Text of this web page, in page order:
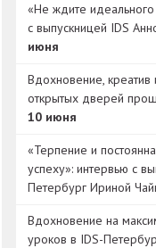
«Не ждите
с выпускницей IDS
июня
Вдохновение,
открытых дверей
10 июня
«Терпение и
успеху»: интервью с
Петербург Ириной
Вдохновение на
уроков в IDS-